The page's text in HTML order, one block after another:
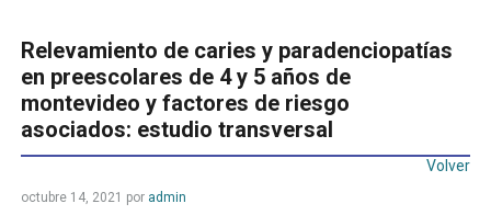
Relevamiento de caries y paradenciopatías
en preescolares de 4 y 5 años de
montevideo y factores de riesgo
asociados: estudio transversal
Volver
octubre 14, 2021 por admin